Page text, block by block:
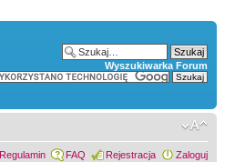
Wyszukiwarka Forum
Regulamin FAQ Rejestracja Zaloguj